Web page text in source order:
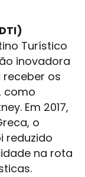
Turístico
inovadora
receber os
como
Em 2017,
o
reduzido
na rota